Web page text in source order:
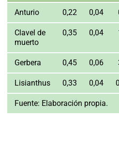
Anturio 0,22 0,04
Clavel de
muerto
0,35 0,04
Gerbera 0,45 0,06
Lisianthus 0,33 0,04
Fuente: Elaboración propia.